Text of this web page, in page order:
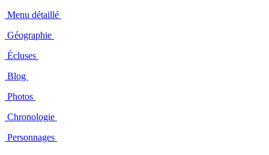
Menu détaillé
Géographie
Écluses
Blog
Photos
Chronologie
Personnages